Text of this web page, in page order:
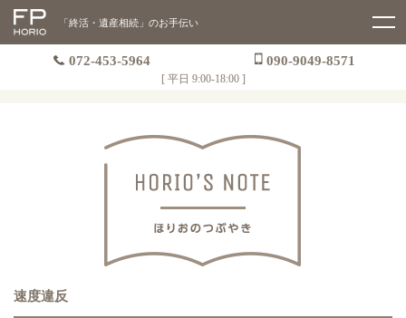
「終活・遺産相続」のお手伝い
072-453-5964 090-9049-8571
[ 平日 9:00-18:00 ]
速度違反